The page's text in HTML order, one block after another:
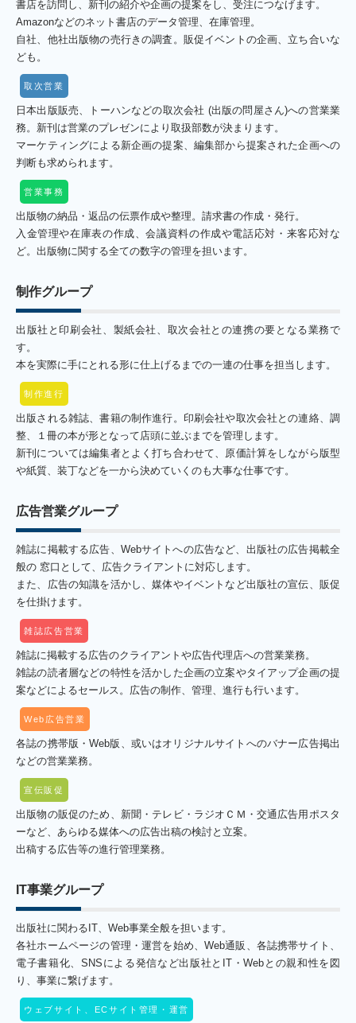
書店を訪問し、新刊の紹介や企画の提案をし、受注につなげます。
Amazonなどのネット書店のデータ管理、在庫管理。
自社、他社出版物の売行きの調査。販促イベントの企画、立ち合いな
ども。
取次営業
日本出版販売、トーハンなどの取次会社 (出版の問屋さん)への営業業
務。新刊は営業のプレゼンにより取扱部数が決まります。
マーケティングによる新企画の提案、編集部から提案された企画への
判断も求められます。
営業事務
出版物の納品・返品の伝票作成や整理。請求書の作成・発行。
入金管理や在庫表の作成、会議資料の作成や電話応対・来客応対な
ど。出版物に関する全ての数字の管理を担います。
制作グループ
出版社と印刷会社、製紙会社、取次会社との連携の要となる業務で
す。
本を実際に手にとれる形に仕上げるまでの一連の仕事を担当します。
制作進行
出版される雑誌、書籍の制作進行。印刷会社や取次会社との連絡、調
整、１冊の本が形となって店頭に並ぶまでを管理します。
新刊については編集者とよく打ち合わせて、原価計算をしながら版型
や紙質、装丁などを一から決めていくのも大事な仕事です。
広告営業グループ
雑誌に掲載する広告、Webサイトへの広告など、出版社の広告掲載全
般の 窓口として、広告クライアントに対応します。
また、広告の知識を活かし、媒体やイベントなど出版社の宣伝、販促
を仕掛けます。
雑誌広告営業
雑誌に掲載する広告のクライアントや広告代理店への営業業務。
雑誌の読者層などの特性を活かした企画の立案やタイアップ企画の提
案などによるセールス。広告の制作、管理、進行も行います。
Web広告営業
各誌の携帯版・Web版、或いはオリジナルサイトへのバナー広告掲出
などの営業業務。
宣伝販促
出版物の販促のため、新聞・テレビ・ラジオＣＭ・交通広告用ポスタ
ーなど、あらゆる媒体への広告出稿の検討と立案。
出稿する広告等の進行管理業務。
IT事業グループ
出版社に関わるIT、Web事業全般を担います。
各社ホームページの管理・運営を始め、Web通販、各誌携帯サイト、
電子書籍化、SNSによる発信など出版社とIT・Webとの親和性を図
り、事業に繋げます。
ウェブサイト、ECサイト管理・運営